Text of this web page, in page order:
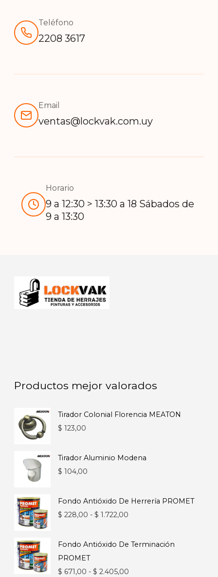
Teléfono
2208 3617
Email
ventas@lockvak.com.uy
Horario
9 a 12:30 > 13:30 a 18 Sábados de
9 a 13:30
Productos mejor valorados
Tirador Colonial Florencia MEATON
$ 123,00
Tirador Aluminio Modena
$ 104,00
Fondo Antióxido De Herrería PROMET
$ 228,00 - $ 1.722,00
precios:
$ 228,00
Fondo Antióxido De Terminación
PROMET
$ 671,00 - $ 2.405,00